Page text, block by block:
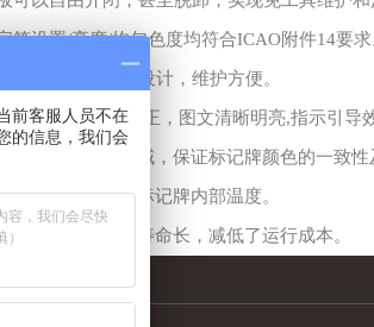
符设置/亮度/均匀色度均符合ICAO附件14要
均采用模块化的设计，维护方便。
灯管,牌面颜色纯正，图文清晰明亮,指示引导
的可选色温区域，保证标记牌颜色的一致性
，有效的控制标记牌内部温度。
效高，能耗低，寿命长，减低了运行成本。
前客服人员不在
的信息，我们会